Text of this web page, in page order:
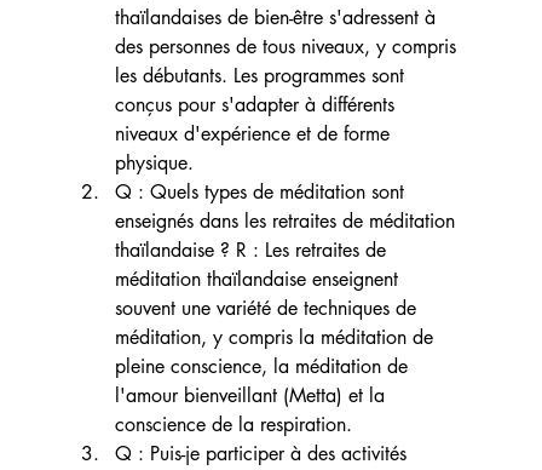
thaïlandaises de bien-être s'adressent à
des personnes de tous niveaux, y compris
les débutants. Les programmes sont
conçus pour s'adapter à différents
niveaux d'expérience et de forme
physique.
Q : Quels types de méditation sont
enseignés dans les retraites de méditation
thaïlandaise ? R : Les retraites de
méditation thaïlandaise enseignent
souvent une variété de techniques de
méditation, y compris la méditation de
pleine conscience, la méditation de
l'amour bienveillant (Metta) et la
conscience de la respiration.
Q : Puis-je participer à des activités